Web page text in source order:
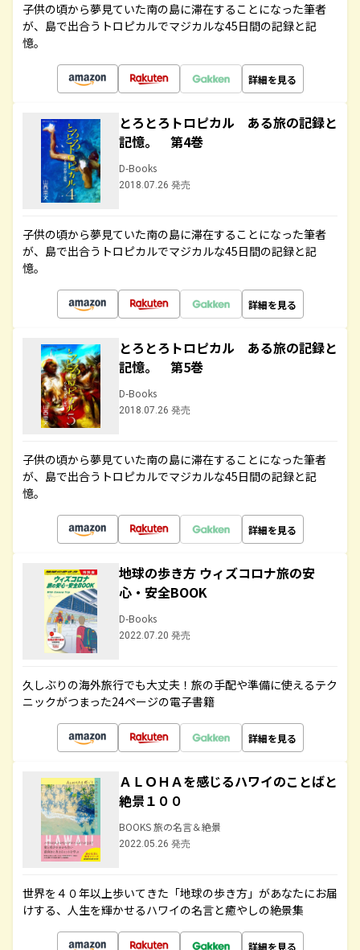
子供の頃から夢見ていた南の島に滞在することになった筆者
が、島で出合うトロピカルでマジカルな45日間の記録と記
憶。
詳細を見る
とろとろトロピカル ある旅の記録と
記憶。 第4巻
D-Books
2018.07.26 発売
子供の頃から夢見ていた南の島に滞在することになった筆者
が、島で出合うトロピカルでマジカルな45日間の記録と記
憶。
詳細を見る
とろとろトロピカル ある旅の記録と
記憶。 第5巻
D-Books
2018.07.26 発売
子供の頃から夢見ていた南の島に滞在することになった筆者
が、島で出合うトロピカルでマジカルな45日間の記録と記
憶。
詳細を見る
地球の歩き方 ウィズコロナ旅の安
心・安全BOOK
D-Books
2022.07.20 発売
久しぶりの海外旅行でも大丈夫！旅の手配や準備に使えるテク
ニックがつまった24ページの電子書籍
詳細を見る
ＡＬＯＨＡを感じるハワイのことばと
絶景１００
BOOKS 旅の名言＆絶景
2022.05.26 発売
世界を４０年以上歩いてきた「地球の歩き方」があなたにお届
けする、人生を輝かせるハワイの名言と癒やしの絶景集
詳細を見る